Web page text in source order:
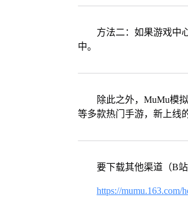
方法二：如果游戏中
中。
除此之外，MuMu模
等多款热门手游，新上线
要下载其他渠道（B
https://mumu.163.com/